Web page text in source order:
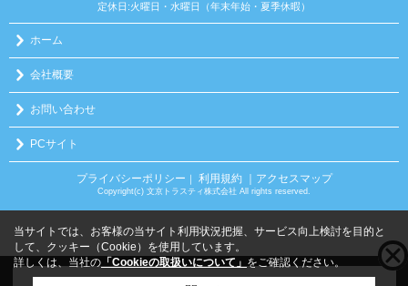
定休日:火曜日・水曜日（年末年始・夏季休暇）
ホーム
会社概要
お問い合わせ
PCサイト
プライバシーポリシー ｜ 利用規約 ｜アクセスマップ
Copyright(c) 文京トラスティ株式会社 All rights reserved.
当サイトでは、お客様の当サイト利用状況把握、サービス向上検討を目的と
して、クッキー（Cookie）を使用しています。
詳しくは、当社の 「Cookieの取扱いについて」 をご確認ください。